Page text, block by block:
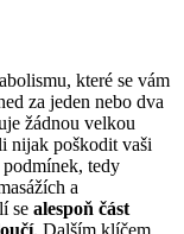
které se vám
za jeden nebo dva
žádnou velkou
nijak poškodit vaši
tedy
a
se alespoň část
. Dalším klíčem